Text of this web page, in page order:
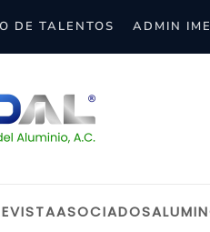
DE TALENTOS ADMIN
ASOCIADOS